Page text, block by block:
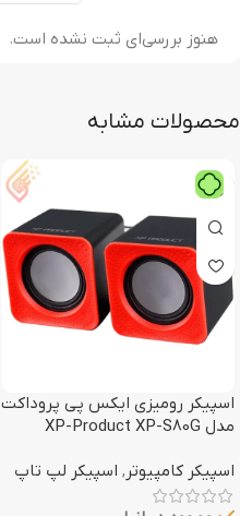
هنوز بررسی‌ای ثبت نشده است.
محصولات مشابه
اسپیکر رومیزی ایکس پی پروداکت
مدل XP-Product XP-S80G
اسپیکر کامپیوتر , اسپیکر لپ تاپ